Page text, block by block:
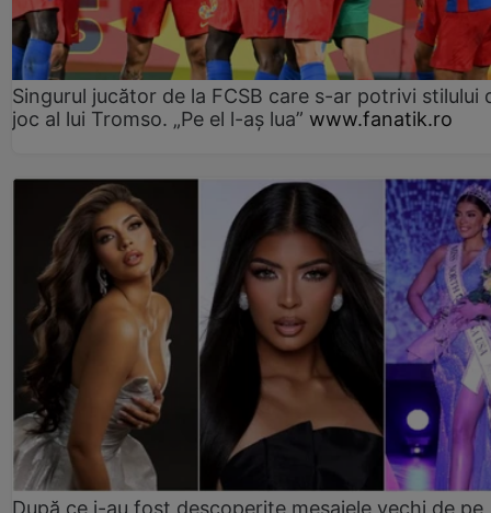
Singurul jucător de la FCSB care s-ar potrivi stilului
joc al lui Tromso. „Pe el l-aș lua” www.fanatik.ro
După ce i-au fost descoperite mesajele vechi de pe